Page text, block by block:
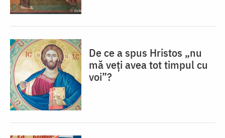
De ce a spus Hristos „nu
mă veţi avea tot timpul cu
voi”?